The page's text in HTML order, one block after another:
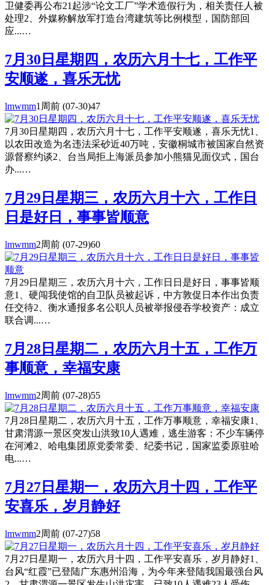
卫健委再公布21起涉“论文工厂”学术造假行为，相关责任人被
处理2、外媒称解放军打造台湾建筑等比例模型，国防部回
应...…
7月30日星期四，农历六月十七，工作平
安顺遂，喜乐无忧
lmwmm1周前 (07-30)47
7月30日星期四，农历六月十七，工作平安顺遂，喜乐无忧1、
以农田改造为名违法采砂近40万吨，安徽桐城市被国家自然资
源督察约谈2、台当局拒上海派员参加小熊猫见面仪式，国台
办...…
7月29日星期三，农历六月十六，工作日
日是好日，事事皆顺意
lmwmm2周前 (07-29)60
7月29日星期三，农历六月十六，工作日日是好日，事事皆顺
意1、硬闯我使馆的自卫队员被起诉，中方敦促日本作出负责
任交待2、衡水通报多名公职人员被举报侵吞学校资产：成立
联合调...…
7月28日星期二，农历六月十五，工作万
事顺意，幸福安康
lmwmm2周前 (07-28)55
7月28日星期二，农历六月十五，工作万事顺意，幸福安康1、
甘肃渭源一景区突发山洪致10人遇难，逃生游客：不少车辆停
在河滩2、哈电集团原党委常委、纪委书记，国家监委原驻哈
电...…
7月27日星期一，农历六月十四，工作平
安喜乐，岁月静好
lmwmm2周前 (07-27)58
7月27日星期一，农历六月十四，工作平安喜乐，岁月静好1、
台风“红霞”已登陆广东惠州沿海，为今年来登陆我国最强台风